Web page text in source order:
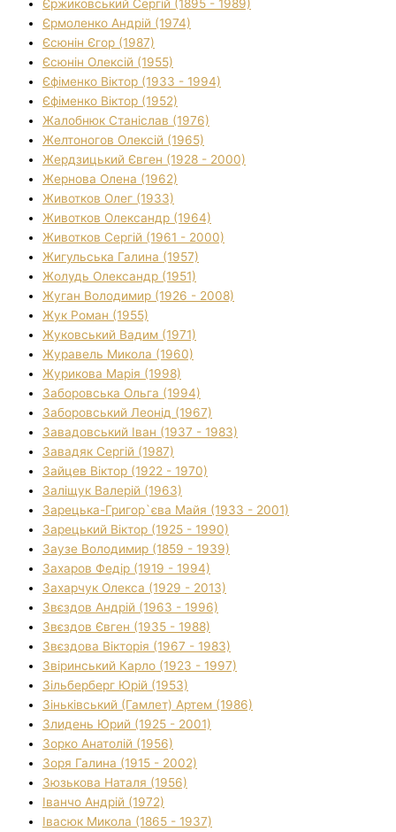
Єржиковський Сергій (1895 - 1989)
Єрмоленко Андрій (1974)
Єсюнін Єгор (1987)
Єсюнін Олексій (1955)
Єфіменко Віктор (1933 - 1994)
Єфіменко Віктор (1952)
Жалобнюк Станіслав (1976)
Желтоногов Олексій (1965)
Жердзицький Євген (1928 - 2000)
Жернова Олена (1962)
Животков Олег (1933)
Животков Олександр (1964)
Животков Сергій (1961 - 2000)
Жигульська Галина (1957)
Жолудь Олександр (1951)
Жуган Володимир (1926 - 2008)
Жук Роман (1955)
Жуковський Вадим (1971)
Журавель Микола (1960)
Журикова Марія (1998)
Заборовська Ольга (1994)
Заборовський Леонід (1967)
Завадовський Іван (1937 - 1983)
Завадяк Сергій (1987)
Зайцев Віктор (1922 - 1970)
Заліщук Валерій (1963)
Зарецька-Григор`єва Майя (1933 - 2001)
Зарецький Віктор (1925 - 1990)
Заузе Володимир (1859 - 1939)
Захаров Федір (1919 - 1994)
Захарчук Олекса (1929 - 2013)
Звєздов Андрій (1963 - 1996)
Звєздов Євген (1935 - 1988)
Звєздова Вікторія (1967 - 1983)
Звіринський Карло (1923 - 1997)
Зільберберг Юрій (1953)
Зіньківський (Гамлет) Артем (1986)
Злидень Юрий (1925 - 2001)
Зорко Анатолій (1956)
Зоря Галина (1915 - 2002)
Зюзькова Наталя (1956)
Іванчо Андрій (1972)
Івасюк Микола (1865 - 1937)